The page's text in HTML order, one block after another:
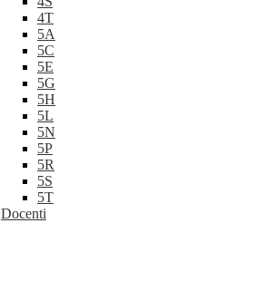
4T
5A
5C
5E
5G
5H
5L
5N
5P
5R
5S
5T
Docenti